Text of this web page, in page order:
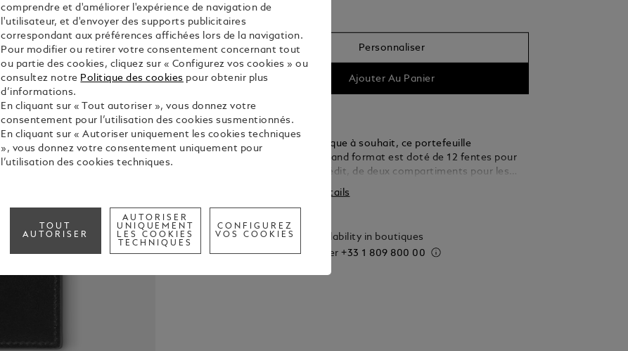
sélectionné
Personnaliser
Ajouter Au Panier
Élégant et pratique à souhait, ce portefeuille
Meisterstück grand format est doté de 12 fentes pour
les cartes de crédit, de deux compartiments pour les
billets et de cinq poches supplémentaires. Conçu en cuir
sobre, il est doublé de tissu noir et orné de l'emblème
Voir tous les détails
Check availability in boutiques
Call to order+33 1 809 800 00
comprendre et d'améliorer l'expérience de navigation de
l'utilisateur, et d'envoyer des supports publicitaires
correspondant aux préférences affichées lors de la navigation.
Pour modifier ou retirer votre consentement concernant tout
ou partie des cookies, cliquez sur « Configurez vos cookies » ou
consultez notre Politique des cookies pour obtenir plus
d’informations.
En cliquant sur « Tout autoriser », vous donnez votre
consentement pour l’utilisation des cookies susmentionnés.
En cliquant sur « Autoriser uniquement les cookies techniques
», vous donnez votre consentement uniquement pour
l’utilisation des cookies techniques.
TOUT
AUTORISER
AUTORISER
UNIQUEMENT
LES COOKIES
TECHNIQUES
CONFIGUREZ
VOS COOKIES